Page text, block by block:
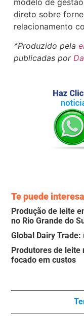
modelo de
direto sobre
relacionamento
*Produzido pela
publicadas por
Te puede
Produção de leite
no Rio Grande do
Global Dairy
Produtores de leite
focado em custos